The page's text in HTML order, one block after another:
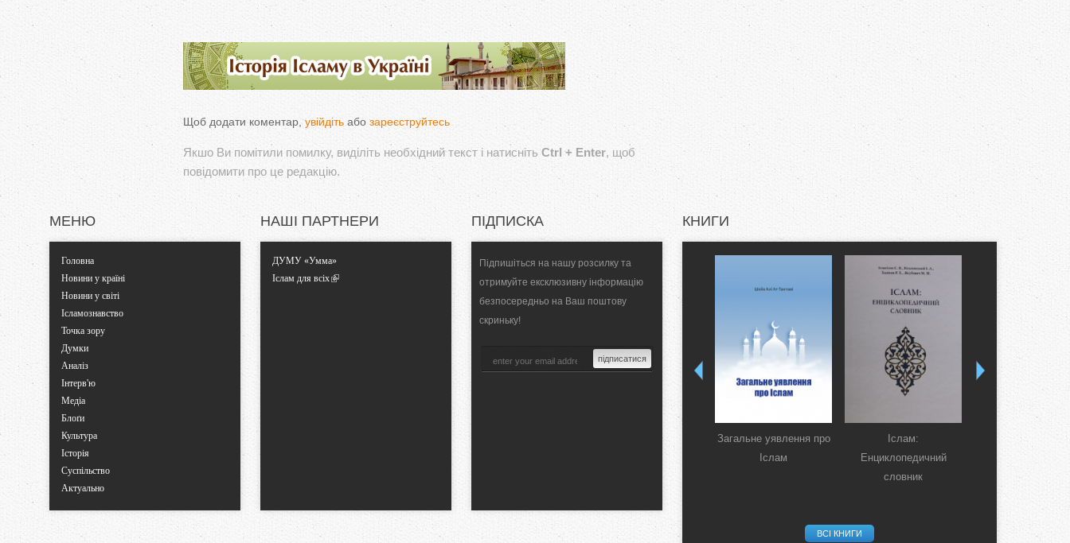
Щоб додати коментар,увійдіть або зареєструйтесь
Якшо Ви помітили помилку, виділіть необхідний текст і натиснітьCtrl + Enter, щоб
повідомити про це редакцію.
МЕНЮ
Головна
Новини у країні
Новини у світі
Ісламознавство
Точка зору
Думки
Аналіз
Інтерв'ю
Медіа
Блоґи
Культура
Історія
Суспільство
Актуально
НАШІ ПАРТНЕРИ
ДУМУ «Умма»
Іслам для всіх
ПІДПИСКА
Підпишіться на нашу розсилку та
отримуйте ексклюзивну інформацію
безпосередньо на Ваш поштову
скриньку!
КНИГИ
Загальне уявлення про
Іслам
Іслам:
Енциклопедичний
словник
Коран.
мовою
ВСІ КНИГИ